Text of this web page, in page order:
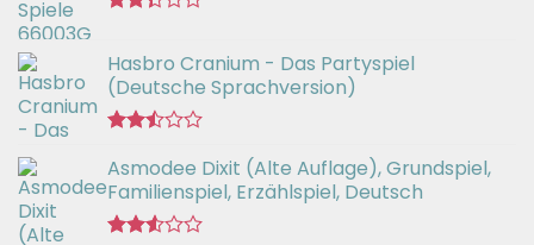
2.35
von
5
Hasbro Cranium - Das Partyspiel
(Deutsche Sprachversion)
mit
2.49
von 5
Asmodee Dixit (Alte Auflage), Grundspiel,
Familienspiel, Erzählspiel, Deutsch